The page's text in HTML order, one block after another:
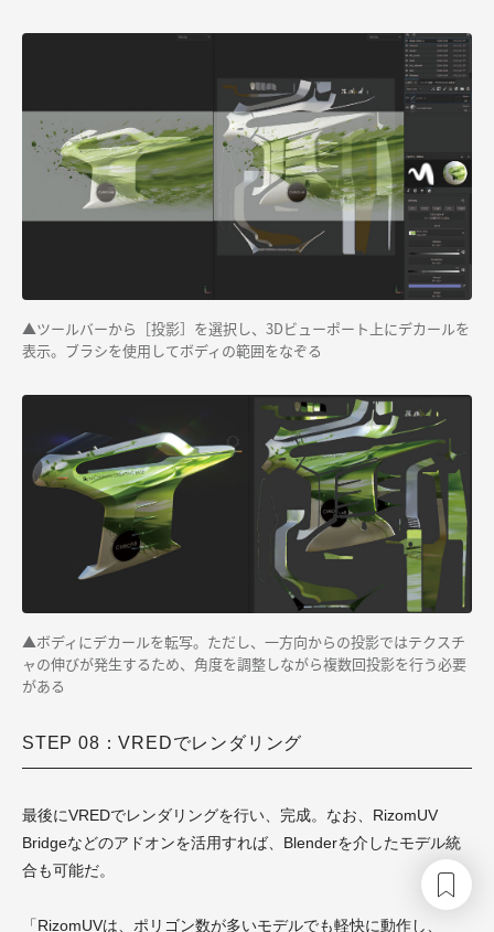
▲ツールバーから［投影］を選択し、3Dビューポート上にデカールを
表示。ブラシを使用してボディの範囲をなぞる
▲ボディにデカールを転写。ただし、一方向からの投影ではテクスチ
ャの伸びが発生するため、角度を調整しながら複数回投影を行う必要
がある
STEP 08：VREDでレンダリング
最後にVREDでレンダリングを行い、完成。なお、RizomUV
Bridgeなどのアドオンを活用すれば、Blenderを介したモデル統
合も可能だ。
「RizomUVは、ポリゴン数が多いモデルでも軽快に動作し、